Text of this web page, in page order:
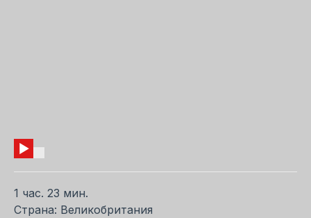
1 час. 23 мин.
Страна: Великобритания